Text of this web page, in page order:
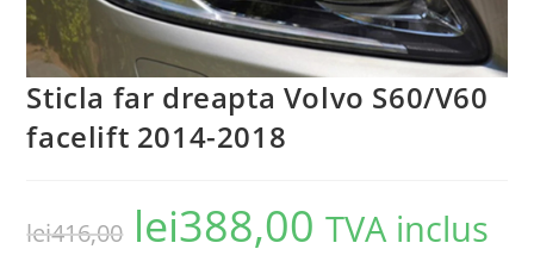
Sticla far dreapta Volvo S60/V60
facelift 2014-2018
lei416,00 lei388,00 TVA inclus